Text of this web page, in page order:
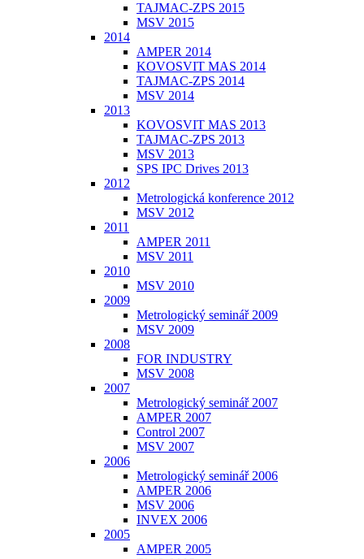
TAJMAC-ZPS 2015
MSV 2015
2014
AMPER 2014
KOVOSVIT MAS 2014
TAJMAC-ZPS 2014
MSV 2014
2013
KOVOSVIT MAS 2013
TAJMAC-ZPS 2013
MSV 2013
SPS IPC Drives 2013
2012
Metrologická konference 2012
MSV 2012
2011
AMPER 2011
MSV 2011
2010
MSV 2010
2009
Metrologický seminář 2009
MSV 2009
2008
FOR INDUSTRY
MSV 2008
2007
Metrologický seminář 2007
AMPER 2007
Control 2007
MSV 2007
2006
Metrologický seminář 2006
AMPER 2006
MSV 2006
INVEX 2006
2005
AMPER 2005